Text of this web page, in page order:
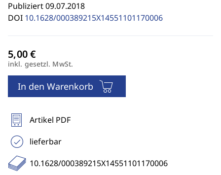
Publiziert 09.07.2018
DOI 10.1628/000389215X14551101170006
inkl. gesetzl. MwSt.
In den Warenkorb
Artikel PDF
lieferbar
10.1628/000389215X14551101170006